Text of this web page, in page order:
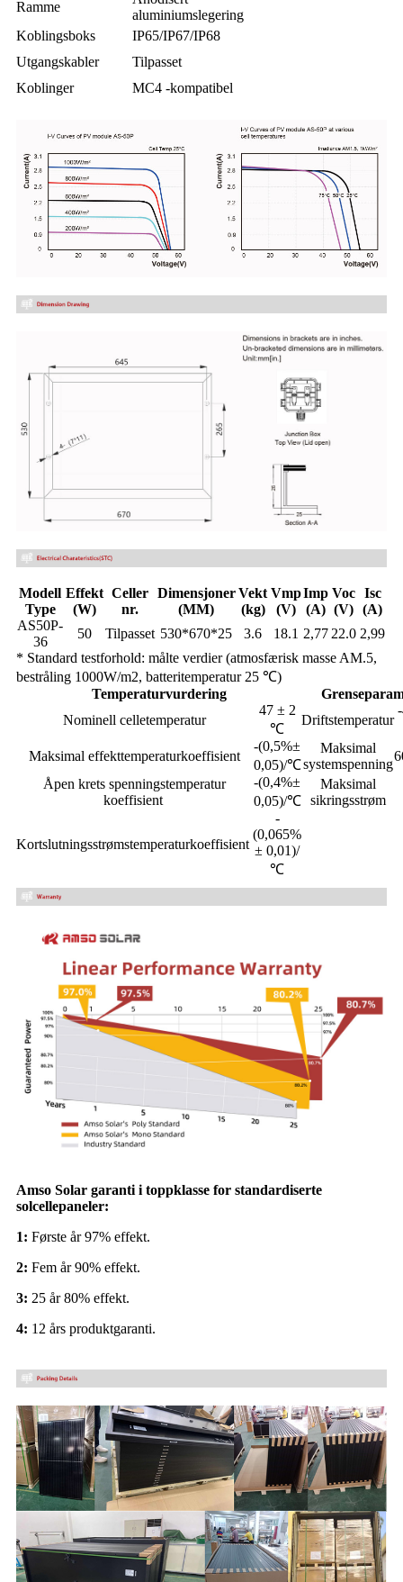
Ramme
aluminiumslegering
Koblingsboks
IP65/IP67/IP68
Utgangskabler
Tilpasset
Koblinger
MC4 -kompatibel
Modell
Type
Effekt
(W)
Celler
nr.
Dimensjoner
(MM)
Vekt
(kg)
Vmp
(V)
Imp
(A)
Voc
(V)
Isc
(A)
AS50P-
36
50 Tilpasset 530*670*25 3.6 18.1 2,77 22.0 2,99
* Standard testforhold: målte verdier (atmosfærisk masse AM.5,
bestråling 1000W/m2, batteritemperatur 25 ℃)
Temperaturvurdering
Nominell celletemperatur
47 ± 2
℃
Driftstemperatur
Maksimal effekttemperaturkoeffisient
-(0,5%±
0,05)/℃
Maksimal
systemspenning
Åpen krets spenningstemperatur
koeffisient
-(0,4%±
0,05)/℃
Maksimal
sikringsstrøm
Kortslutningsstrømstemperaturkoeffisient
-
(0,065%
± 0,01)/
℃
Amso Solar garanti i toppklasse for standardiserte
solcellepaneler:
1: Første år 97% effekt.
2: Fem år 90% effekt.
3: 25 år 80% effekt.
4: 12 års produktgaranti.